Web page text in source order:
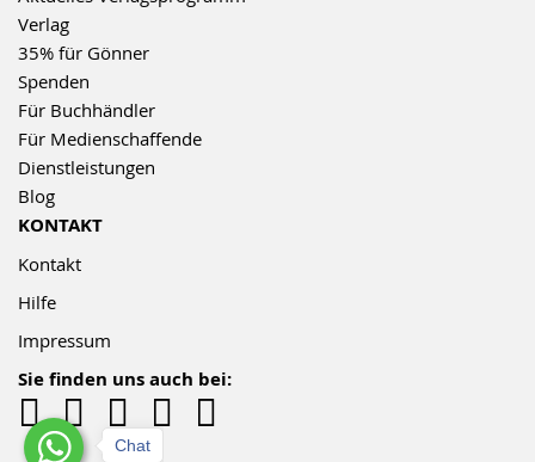
Verlag
35% für Gönner
Spenden
Für Buchhändler
Für Medienschaffende
Dienstleistungen
Blog
KONTAKT
Kontakt
Hilfe
Impressum
Sie finden uns auch bei:
Chat